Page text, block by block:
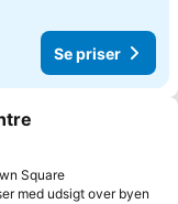
Se priser
Square
med udsigt over byen